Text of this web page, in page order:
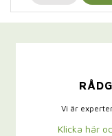
Vi är
Klicka här